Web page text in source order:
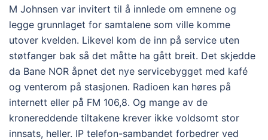
M Johnsen var invitert til å innlede om emnene og
legge grunnlaget for samtalene som ville komme
utover kvelden. Likevel kom de inn på service uten
støtfanger bak så det måtte ha gått breit. Det skjedde
da Bane NOR åpnet det nye servicebygget med kafé
og venterom på stasjonen. Radioen kan høres på
internett eller på FM 106,8. Og mange av de
kronereddende tiltakene krever ikke voldsomt stor
innsats, heller. IP telefon-sambandet forbedrer ved